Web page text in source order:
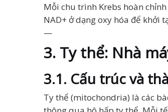
Mỗi chu trình Krebs hoàn
NAD+ ở dạng oxy hóa để khởi
—
3. Ty thể: Nhà
3.1. Cấu trúc và
Ty thể (mitochondria) là các